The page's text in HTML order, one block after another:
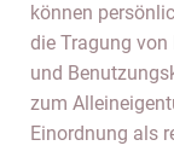
können
die Tragung von
und
zum
Einordnung als